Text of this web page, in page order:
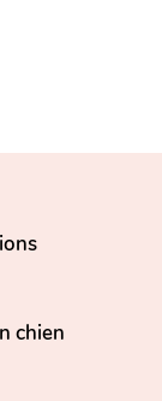
chien